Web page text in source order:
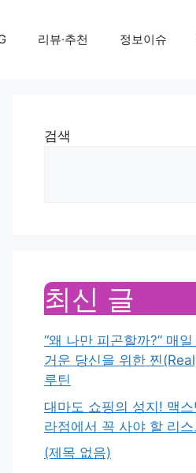
리뷰·추천 정보이슈
검색
최신 글
“왜 나만 피곤할까?” 매
거운 당신을 위한 찐
루틴
대마도 쇼핑의 성지! 맥
라점에서 꼭 사야 할 리
(제목 없음)